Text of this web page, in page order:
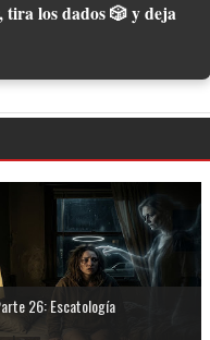
tira los dados 🎲 y deja
26: Escatología